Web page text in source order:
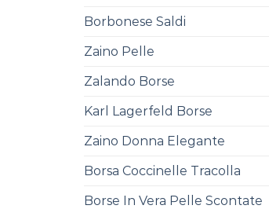
Borbonese Saldi
Zaino Pelle
Zalando Borse
Karl Lagerfeld Borse
Zaino Donna Elegante
Borsa Coccinelle Tracolla
Borse In Vera Pelle Scontate